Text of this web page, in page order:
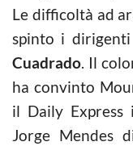
Le difficoltà ad
spinto i
Cuadrado. Il
ha convinto
il Daily Express
Jorge Mendes